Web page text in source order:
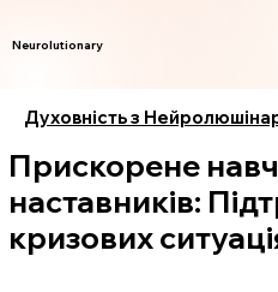
Neurolutionary
Духовність з
Прискорене
наставників:
кризових